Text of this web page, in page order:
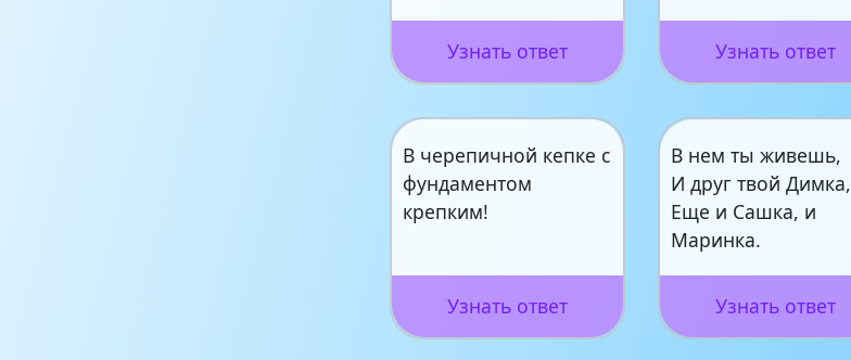
Узнать ответ Узнать ответ
В черепичной кепке с
фундаментом
крепким!
Узнать ответ
В нем ты живешь,
И друг твой Димка,
Еще и Сашка, и
Маринка.
Узнать ответ